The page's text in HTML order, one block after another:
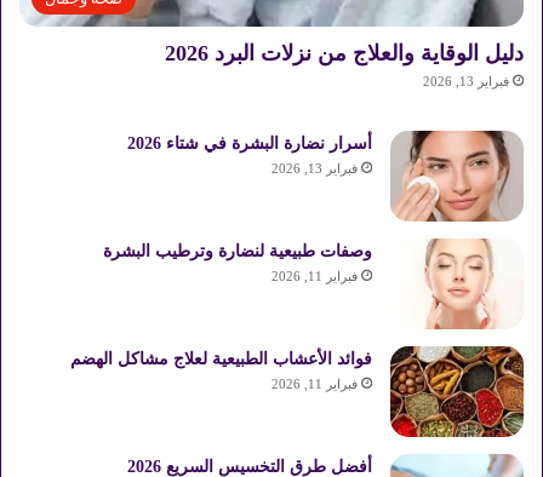
دليل الوقاية والعلاج من نزلات البرد 2026
فبراير 13, 2026
أسرار نضارة البشرة في شتاء 2026
فبراير 13, 2026
وصفات طبيعية لنضارة وترطيب البشرة
فبراير 11, 2026
فوائد الأعشاب الطبيعية لعلاج مشاكل الهضم
فبراير 11, 2026
أفضل طرق التخسيس السريع 2026